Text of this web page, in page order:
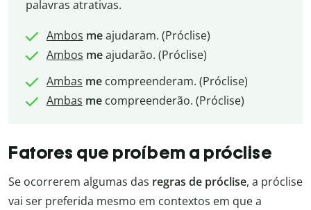
palavras atrativas.
Ambos meajudaram. (Próclise)
Ambos meajudarão. (Próclise)
Ambas me compreenderam. (Próclise)
Ambas me compreenderão. (Próclise)
Fatores que proíbem a próclise
Se ocorrerem algumas das regras de próclise, a próclise
vai ser preferida mesmo em contextos em que a